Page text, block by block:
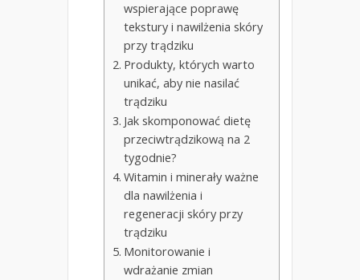
wspierające poprawę
tekstury i nawilżenia skóry
przy trądziku
Produkty, których warto
unikać, aby nie nasilać
trądziku
Jak skomponować dietę
przeciwtrądzikową na 2
tygodnie?
Witamin i minerały ważne
dla nawilżenia i
regeneracji skóry przy
trądziku
Monitorowanie i
wdrażanie zmian